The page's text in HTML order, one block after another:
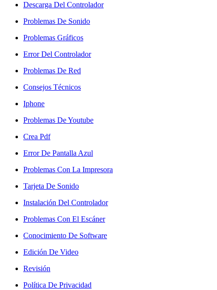
Descarga Del Controlador
Problemas De Sonido
Problemas Gráficos
Error Del Controlador
Problemas De Red
Consejos Técnicos
Iphone
Problemas De Youtube
Crea Pdf
Error De Pantalla Azul
Problemas Con La Impresora
Tarjeta De Sonido
Instalación Del Controlador
Problemas Con El Escáner
Conocimiento De Software
Edición De Video
Revisión
Política De Privacidad